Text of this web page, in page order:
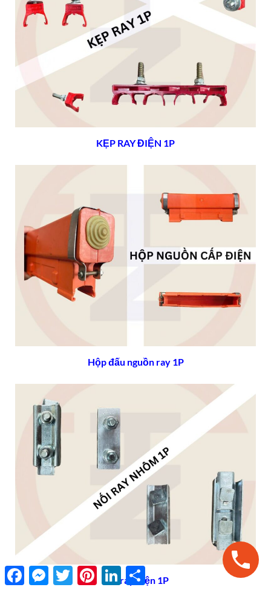
KẸP RAY ĐIỆN 1P
Hộp đấu nguồn ray 1P
Nối ray điện 1P
FacebookMessenger
TwitterPinterestLinkedIn